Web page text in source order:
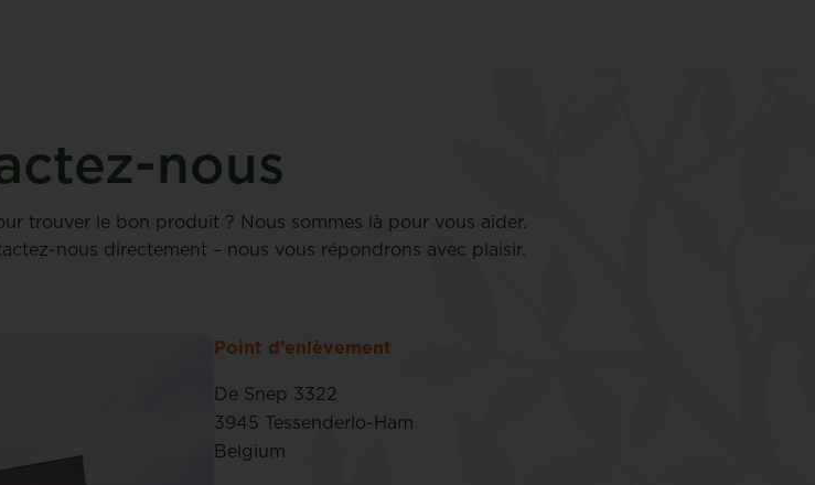
nous
trouver le bon produit ? Nous sommes là pour vous aider.
nous directement – nous vous répondrons avec plaisir.
Point d’enlèvement
De Snep 3322
3945 Tessenderlo-Ham
Belgium